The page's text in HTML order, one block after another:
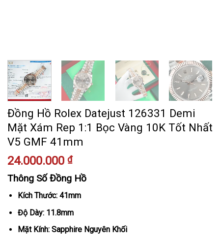
Đồng Hồ Rolex Datejust 126331 Demi
Mặt Xám Rep 1:1 Bọc Vàng 10K Tốt Nhất
V5 GMF 41mm
24.000.000 ₫
Thông Số Đồng Hồ
Kích Thước: 41mm
Độ Dày: 11.8mm
Mặt Kính: Sapphire Nguyên Khối